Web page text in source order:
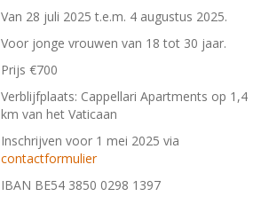
Van 28 juli 2025 t.e.m. 4 augustus 2025.
Voor jonge vrouwen van 18 tot 30 jaar.
Prijs €700
Verblijfplaats: Cappellari Apartments op 1,4
km van het Vaticaan
Inschrijven voor 1 mei 2025 via
contactformulier
IBAN BE54 3850 0298 1397